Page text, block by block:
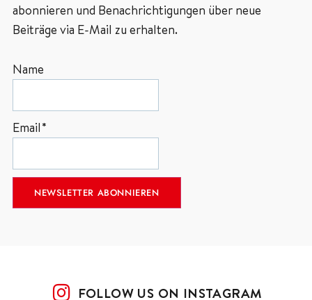
abonnieren und Benachrichtigungen über neue
Beiträge via E-Mail zu erhalten.
Name
Email*
FOLLOW US ON INSTAGRAM